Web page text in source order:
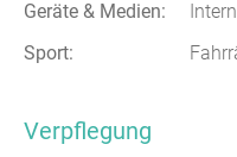
Geräte & Medien:
Sport:
Verpflegung